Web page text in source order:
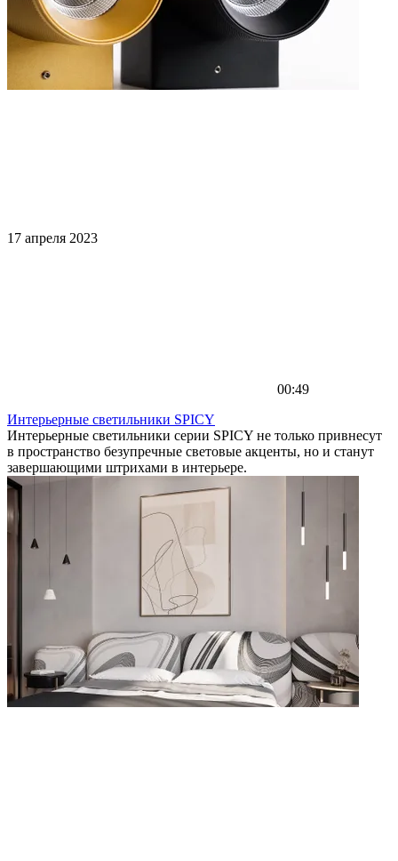
17 апреля 2023
00:49
Интерьерные светильники SPICY
Интерьерные светильники серии SPICY не только привнесут
в пространство безупречные световые акценты, но и станут
завершающими штрихами в интерьере.